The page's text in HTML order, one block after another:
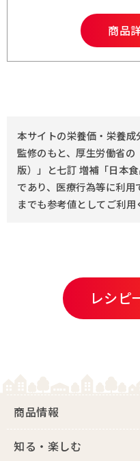
商品
本サイトの栄養価・栄養
監修のもと、厚生労働省
版）」と七訂 増補「日本
であり、医療行為等に利用
までも参考値としてご利用
レシピ
商品情報
知る・楽しむ